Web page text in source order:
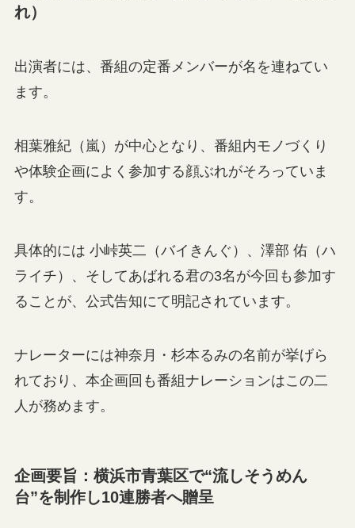
れ）
出演者には、番組の定番メンバーが名を連ねてい
ます。
相葉雅紀（嵐）が中心となり、番組内モノづくり
や体験企画によく参加する顔ぶれがそろっていま
す。
具体的には 小峠英二（バイきんぐ）、澤部 佑（ハ
ライチ）、そしてあばれる君の3名が今回も参加す
ることが、公式告知にて明記されています。
ナレーターには神奈月・杉本るみの名前が挙げら
れており、本企画回も番組ナレーションはこの二
人が務めます。
企画要旨：横浜市青葉区で“流しそうめん
台”を制作し10連勝者へ贈呈